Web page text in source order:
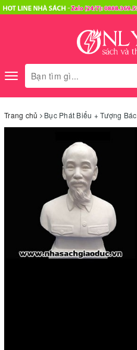
Toggle
navigation
Trang chủ Bục Phát Biểu + Tượng Bác